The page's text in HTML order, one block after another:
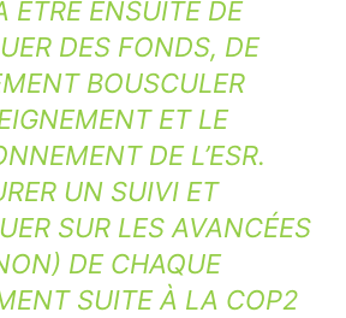
ÊTRE ENSUITE DE
DES FONDS, DE
BOUSCULER
ET LE
DE L’ESR.
UN SUIVI ET
SUR LES AVANCÉES
DE CHAQUE
SUITE À LA COP2